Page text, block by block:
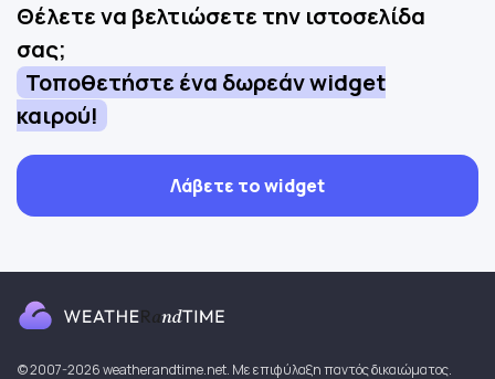
Θέλετε να βελτιώσετε την ιστοσελίδα
σας;
Τοποθετήστε ένα δωρεάν widget
καιρού!
Λάβετε το widget
© 2007-2026 weatherandtime.net. Με επιφύλαξη παντός δικαιώματος.